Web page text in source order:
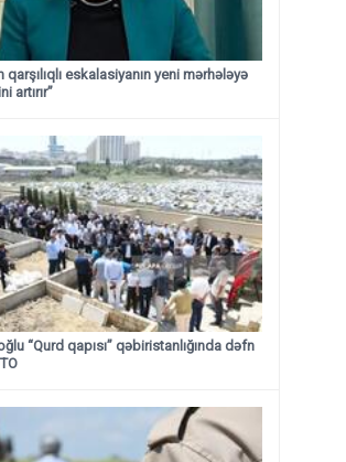
qarşılıqlı eskalasiyanın yeni mərhələyə
artırır”
“Qurd qapısı” qəbiristanlığında dəfn